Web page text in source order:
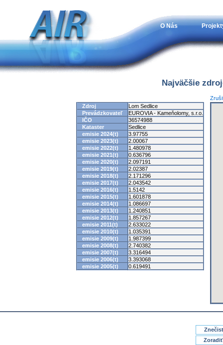
O Nás
Najväčšie
Zdroj
Lom Sedlice
Prevádzkovateľ
EUROVIA - Kameňolomy, s.r.o.
IČO
36574988
Kataster
Sedlice
emisie 2024(t)
3.97755
emisie 2023(t)
2.00067
emisie 2022(t)
1.480978
emisie 2021(t)
0.636796
emisie 2020(t)
2.097191
emisie 2019(t)
2.02387
emisie 2018(t)
2.171296
emisie 2017(t)
2.043542
emisie 2016(t)
1.5142
emisie 2015(t)
1.601878
emisie 2014(t)
1.086697
emisie 2013(t)
1.240851
emisie 2012(t)
1.857267
emisie 2011(t)
2.633022
emisie 2010(t)
1.035391
emisie 2009(t)
1.987399
emisie 2008(t)
2.740382
emisie 2007(t)
3.316494
emisie 2006(t)
3.393068
emisie 2005(t)
0.619491